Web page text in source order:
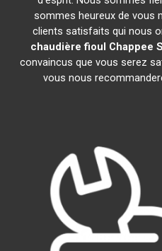
sommes heureux de vous
clients satisfaits qui nous
chaudière fioul Chappee
convaincus que vous serez
vous nous